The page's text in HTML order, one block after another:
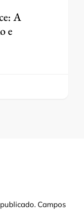
A
e
Campos